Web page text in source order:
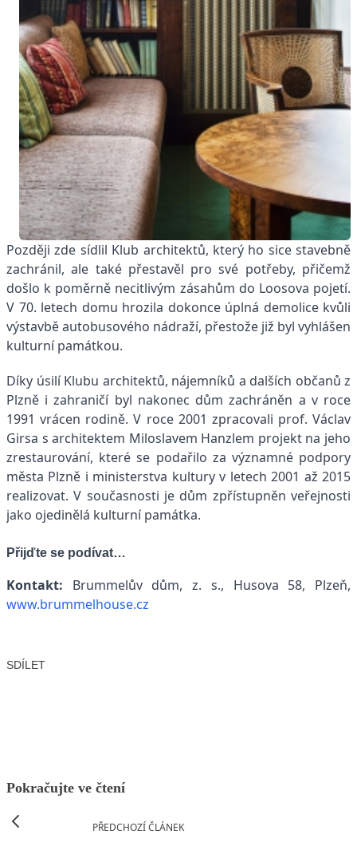
Později zde sídlil Klub architektů, který ho sice stavebně
zachránil, ale také přestavěl pro své potřeby, přičemž
došlo k poměrně necitlivým zásahům do Loosova pojetí.
V 70. letech domu hrozila dokonce úplná demolice kvůli
výstavbě autobusového nádraží, přestože již byl vyhlášen
kulturní památkou.
Díky úsilí Klubu architektů, nájemníků a dalších občanů z
Plzně i zahraničí byl nakonec dům zachráněn a v roce
1991 vrácen rodině. V roce 2001 zpracovali prof. Václav
Girsa s architektem Miloslavem Hanzlem projekt na jeho
zrestaurování, které se podařilo za významné podpory
města Plzně i ministerstva kultury v letech 2001 až 2015
realizovat. V současnosti je dům zpřístupněn veřejnosti
jako ojedinělá kulturní památka.
Přijďte se podívat…
Kontakt: Brummelův dům, z. s., Husova 58, Plzeň,
www.brummelhouse.cz
SDÍLET
Pokračujte ve čtení
PŘEDCHOZÍ ČLÁNEK